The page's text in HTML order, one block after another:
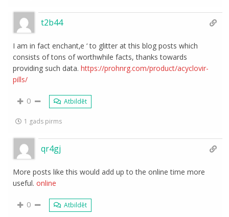
t2b44
I am in fact enchant‚e ‘ to glitter at this blog posts which
consists of tons of worthwhile facts, thanks towards
providing such data.https://prohnrg.com/product/acyclovir-
pills/
0 Atbildēt
1 gads pirms
qr4gj
More posts like this would add up to the online time more
useful.online
0 Atbildēt